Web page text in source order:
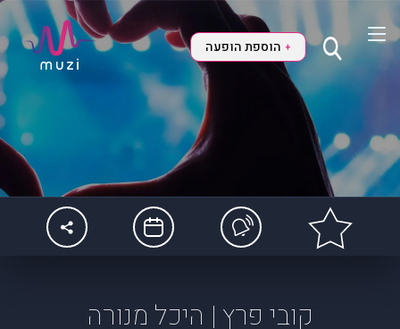
+ הוספת הופעה
קובי פרץ | היכל מנורה